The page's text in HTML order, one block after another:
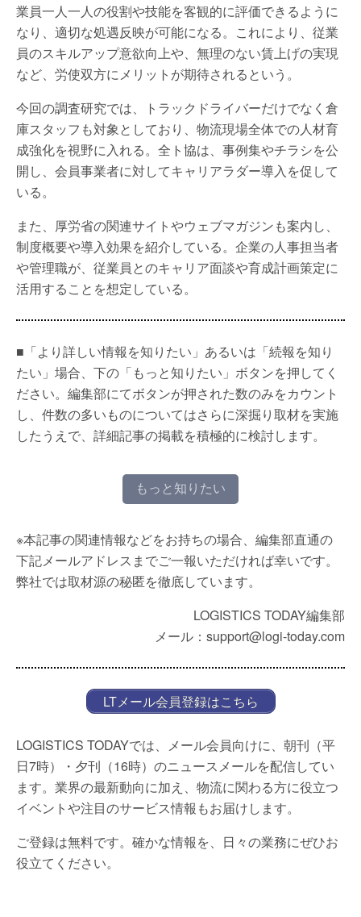
業員一人一人の役割や技能を客観的に評価できるように
なり、適切な処遇反映が可能になる。これにより、従業
員のスキルアップ意欲向上や、無理のない賃上げの実現
など、労使双方にメリットが期待されるという。
今回の調査研究では、トラックドライバーだけでなく倉
庫スタッフも対象としており、物流現場全体での人材育
成強化を視野に入れる。全ト協は、事例集やチラシを公
開し、会員事業者に対してキャリアラダー導入を促して
いる。
また、厚労省の関連サイトやウェブマガジンも案内し、
制度概要や導入効果を紹介している。企業の人事担当者
や管理職が、従業員とのキャリア面談や育成計画策定に
活用することを想定している。
■「より詳しい情報を知りたい」あるいは「続報を知り
たい」場合、下の「もっと知りたい」ボタンを押してく
ださい。編集部にてボタンが押された数のみをカウント
し、件数の多いものについてはさらに深掘り取材を実施
したうえで、詳細記事の掲載を積極的に検討します。
もっと知りたい
※本記事の関連情報などをお持ちの場合、編集部直通の
下記メールアドレスまでご一報いただければ幸いです。
弊社では取材源の秘匿を徹底しています。
LOGISTICS TODAY編集部
メール：support@logi-today.com
LTメール会員登録はこちら
LOGISTICS TODAYでは、メール会員向けに、朝刊（平
日7時）・夕刊（16時）のニュースメールを配信してい
ます。業界の最新動向に加え、物流に関わる方に役立つ
イベントや注目のサービス情報もお届けします。
ご登録は無料です。確かな情報を、日々の業務にぜひお
役立てください。